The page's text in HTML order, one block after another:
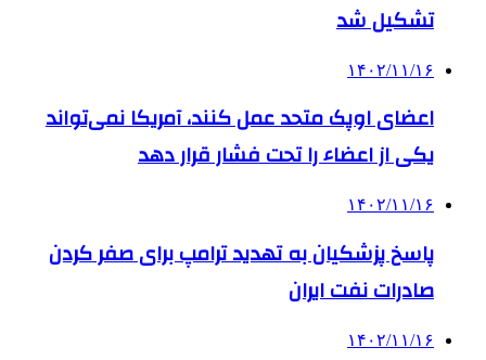
تشکیل شد
۱۴۰۲/۱۱/۱۶
اعضای اوپک متحد عمل کنند، آمریکا نمی‌تواند
یکی از اعضاء را تحت فشار قرار دهد
۱۴۰۲/۱۱/۱۶
پاسخ پزشکیان به تهدید ترامپ برای صفر کردن
صادرات نفت ایران
۱۴۰۲/۱۱/۱۶